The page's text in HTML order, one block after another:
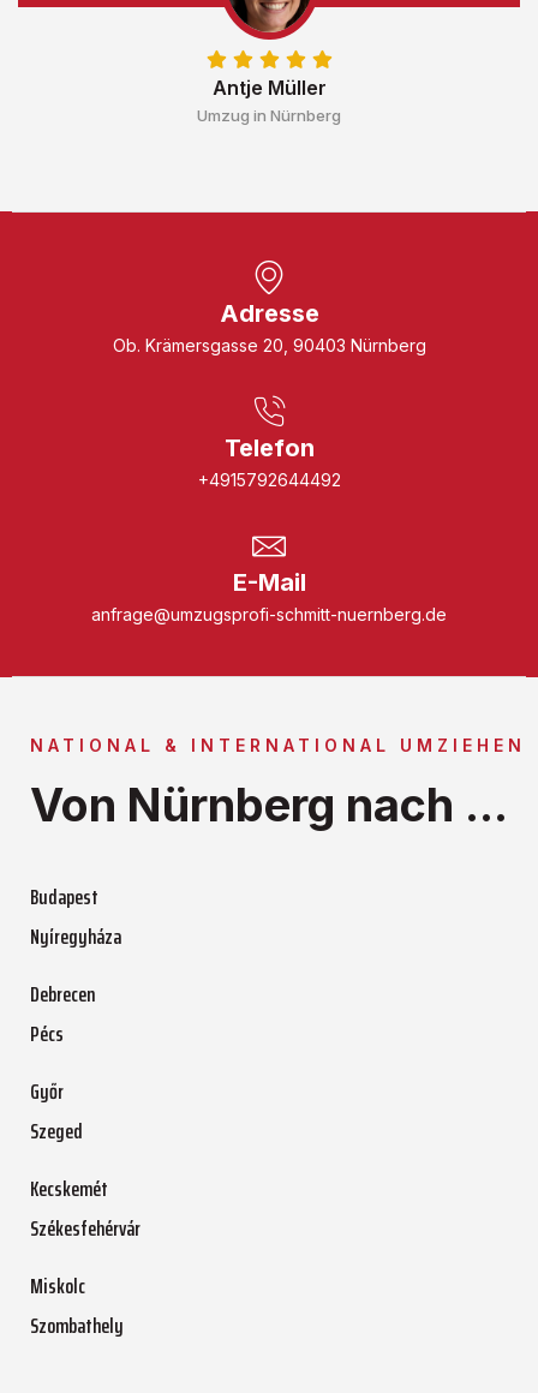
Antje Müller
Umzug in Nürnberg
Adresse
Ob. Krämersgasse 20, 90403 Nürnberg
Telefon
+4915792644492
E-Mail
anfrage@umzugsprofi-schmitt-nuernberg.de
NATIONAL & INTERNATIONAL UMZIEHEN
Von Nürnberg nach ...
Budapest
Nyíregyháza
Debrecen
Pécs
Győr
Szeged
Kecskemét
Székesfehérvár
Miskolc
Szombathely